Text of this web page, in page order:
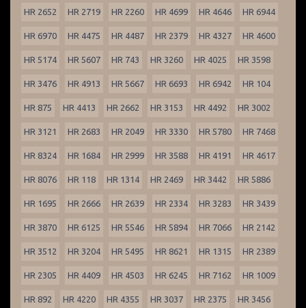
HR 2652 HR 2719 HR 2260 HR 4699 HR 4646 HR 6944
HR 6970 HR 4475 HR 4487 HR 2379 HR 4327 HR 4600
HR 5174 HR 5607 HR 743 HR 3260 HR 4025 HR 3598
HR 3476 HR 4913 HR 5667 HR 6693 HR 6942 HR 104
HR 875 HR 4413 HR 2662 HR 3153 HR 4492 HR 3002
HR 3121 HR 2683 HR 2049 HR 3330 HR 5780 HR 7468
HR 8324 HR 1684 HR 2999 HR 3588 HR 4191 HR 4617
HR 8076 HR 118 HR 1314 HR 2469 HR 3442 HR 5886
HR 1695 HR 2666 HR 2639 HR 2334 HR 3283 HR 3439
HR 3870 HR 6125 HR 5546 HR 5894 HR 7066 HR 2142
HR 3512 HR 3204 HR 5495 HR 8621 HR 1315 HR 2389
HR 2305 HR 4409 HR 4503 HR 6245 HR 7162 HR 1009
HR 892 HR 4220 HR 4355 HR 3037 HR 2375 HR 3456